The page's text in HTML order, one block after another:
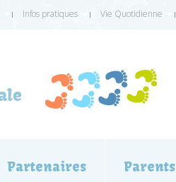
Infos pratiques Vie Quotidienne
Partenaires Parents